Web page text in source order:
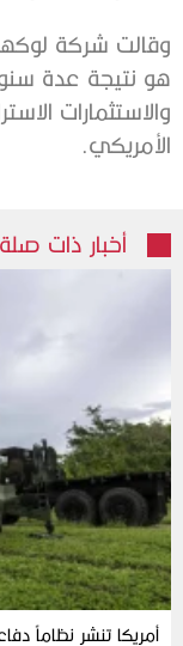
هو نتيجة عدة
والاستثمارات
الأمريكي.
أخبار ذات صلة
أمريكا تنشر نظاماً